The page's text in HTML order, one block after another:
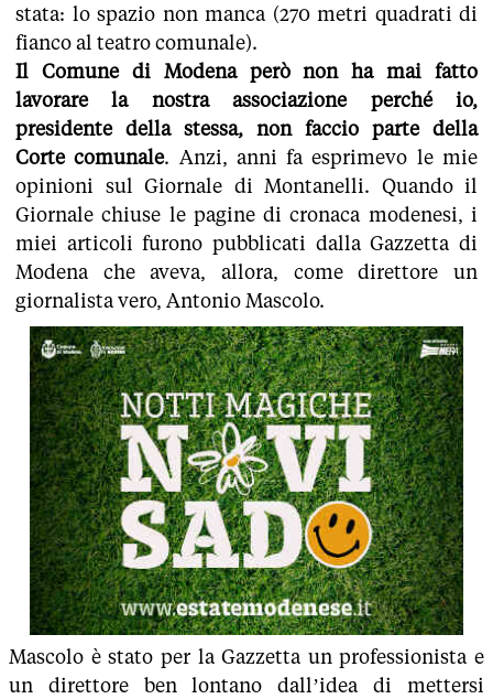
stata: lo spazio non manca (270 metri quadrati di
fianco al teatro comunale).
Il Comune di Modena però non ha mai fatto
lavorare la nostra associazione perché io,
presidente della stessa, non faccio parte della
Corte comunale. Anzi, anni fa esprimevo le mie
opinioni sul Giornale di Montanelli. Quando il
Giornale chiuse le pagine di cronaca modenesi, i
miei articoli furono pubblicati dalla Gazzetta di
Modena che aveva, allora, come direttore un
giornalista vero, Antonio Mascolo.
Mascolo è stato per la Gazzetta un professionista e
un direttore ben lontano dall’idea di mettersi